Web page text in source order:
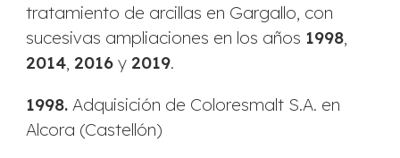
tratamiento de arcillas en Gargallo, con
sucesivas ampliaciones en los años 1998,
2014, 2016y 2019.
1998.Adquisición de Coloresmalt S.A. en
Alcora (Castellón)